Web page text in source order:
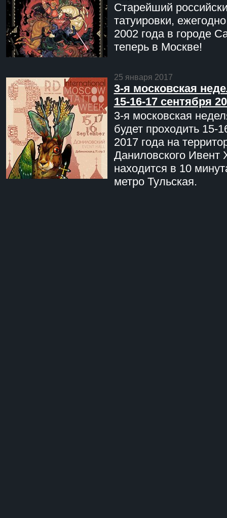
Старейший
татуировки,
2002 года в городе
теперь в Москве!
25 января 2017
3-я московская
15-16-17 сентября
3-я московская
будет проходить 15-
2017 года на
Даниловского Ивент
находится в 10
метро Тульская.